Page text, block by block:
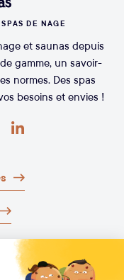
DE NAGE
et saunas depuis
gamme, un savoir-
normes. Des spas
besoins et envies !